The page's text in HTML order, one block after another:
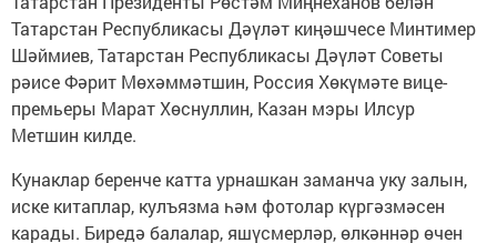
Татарстан Республикасы Дәүләт киңәшчесе Минтимер
Шәймиев, Татарстан Республикасы Дәүләт Советы
рәисе Фәрит Мөхәммәтшин, Россия Хөкүмәте вице-
премьеры Марат Хөснуллин, Казан мэры Илсур
Метшин килде.
Кунаклар беренче катта урнашкан заманча уку залын,
иске китаплар, кулъязма һәм фотолар күргәзмәсен
карады. Биредә балалар, яшүсмерләр, өлкәннәр өчен